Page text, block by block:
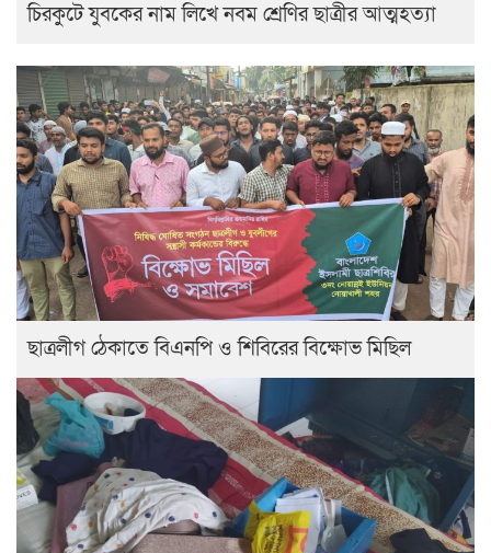
চিরকুটে যুবকের নাম লিখে নবম শ্রেণির ছাত্রীর আত্মহত্যা
ছাত্রলীগ ঠেকাতে বিএনপি ও শিবিরের বিক্ষোভ মিছিল